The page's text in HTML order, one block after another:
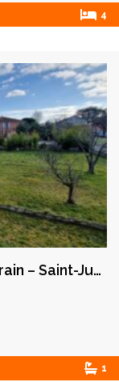
4
Maison individuelle sur grand terrain – Saint-Just-Saint-Rambert (Route de la Tranchardière)
1